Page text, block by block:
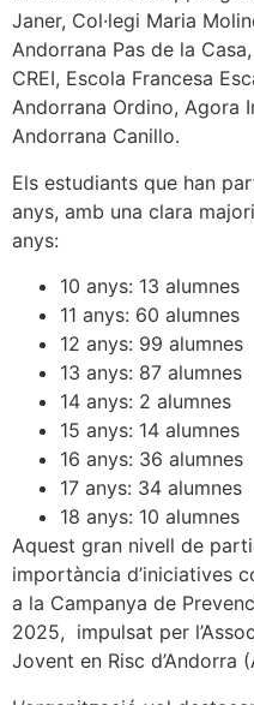
Janer, Col·legi Maria
Andorrana Pas de la
CREI, Escola Francesa
Andorrana Ordino, Agora
Andorrana Canillo.
Els estudiants que han
anys, amb una clara
anys:
10 anys: 13 alumnes
11 anys: 60 alumnes
12 anys: 99 alumnes
13 anys: 87 alumnes
14 anys: 2 alumnes
15 anys: 14 alumnes
16 anys: 36 alumnes
17 anys: 34 alumnes
18 anys: 10 alumnes
Aquest gran nivell de
importància d’iniciatives
a la Campanya de
2025, impulsat per
Jovent en Risc d’Andorra